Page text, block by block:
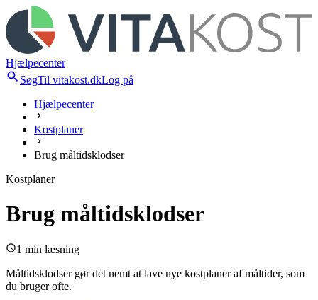
Hjælpecenter
SøgTil vitakost.dkLog på
Hjælpecenter
Kostplaner
Brug måltidsklodser
Kostplaner
Brug måltidsklodser
1 min læsning
Måltidsklodser gør det nemt at lave nye kostplaner af måltider, som
du bruger ofte.